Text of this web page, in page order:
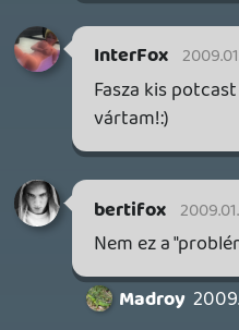
FIRE EMBLEM: FORTUNE'S WEAVE
COUNTRY DLC – EZ TÖRTÉNT KEDDEN
Továbbá: Crimson Moon, The
Survival, Endless Legend II.
A Beast of Reincarnation premier
inkább a Premium előfizetők
a következő néhány napban.
HETI MEGJELENÉSEK | 2026 #32